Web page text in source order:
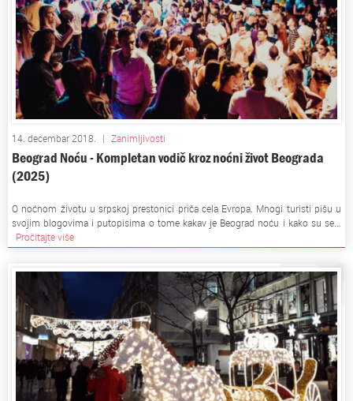
14. decembar 2018. | Zanimljivosti
Beograd Noću - Kompletan vodič kroz noćni život Beograda
(2025)
O noćnom životu u srpskoj prestonici priča cela Evropa. Mnogi turisti pišu u
svojim blogovima i putopisima o tome kakav je Beograd noću i kako su se...
Pročitajte više